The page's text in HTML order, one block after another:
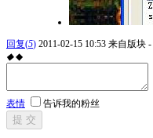
回复(5) 2011-02-15 10:53 来自版块 -
◆ ◆
表情 告诉我的粉丝
提 交